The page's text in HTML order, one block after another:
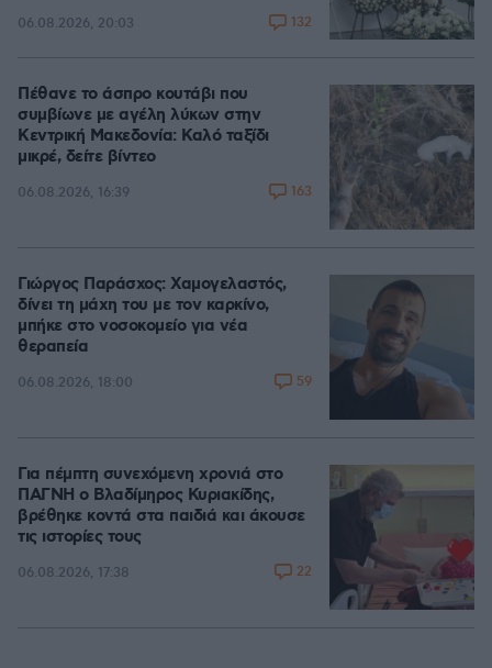
06.08.2026, 20:03 132
Πέθανε το άσπρο κουτάβι που
συμβίωνε με αγέλη λύκων στην
Κεντρική Μακεδονία: Καλό ταξίδι
μικρέ, δείτε βίντεο
06.08.2026, 16:39 163
Γιώργος Παράσχος: Χαμογελαστός,
δίνει τη μάχη του με τον καρκίνο,
μπήκε στο νοσοκομείο για νέα
θεραπεία
06.08.2026, 18:00 59
Για πέμπτη συνεχόμενη χρονιά στο
ΠΑΓΝΗ ο Βλαδίμηρος Κυριακίδης,
βρέθηκε κοντά στα παιδιά και άκουσε
τις ιστορίες τους
06.08.2026, 17:38 22